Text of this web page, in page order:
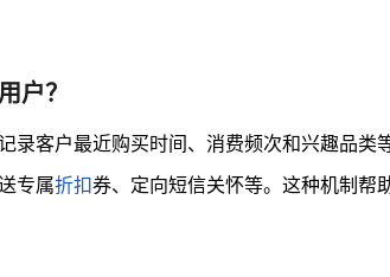
户？
录客户最近购买时间、消费频次和兴趣品类
专属折扣券、定向短信关怀等。这种机制帮